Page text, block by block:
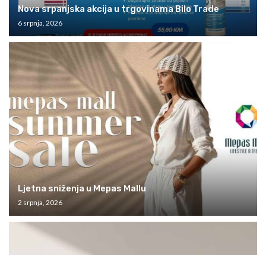
Nova srpanjska akcija u trgovinama Bilo Trade
6 srpnja, 2026
Ljetna sniženja u Mepas Mallu
2 srpnja, 2026